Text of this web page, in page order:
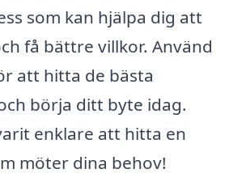
som kan hjälpa dig att
få bättre villkor. Använd
att hitta de bästa
börja ditt byte idag.
enklare att hitta en
möter dina behov!